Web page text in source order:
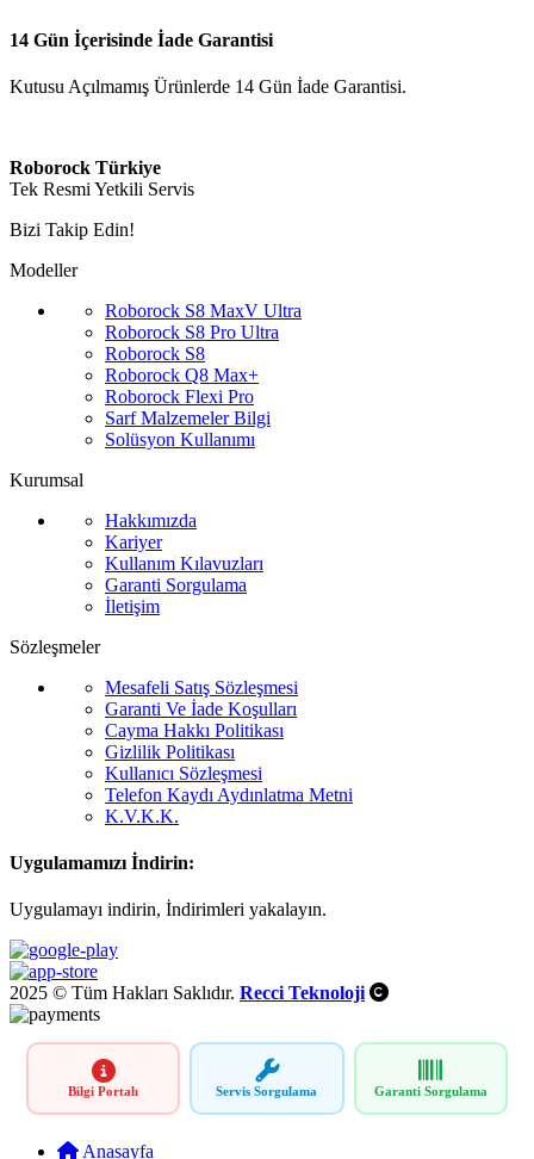
14 Gün İçerisinde İade Garantisi
Kutusu Açılmamış Ürünlerde 14 Gün İade Garantisi.
Roborock Türkiye
Tek Resmi Yetkili Servis
Bizi Takip Edin!
Modeller
Roborock S8 MaxV Ultra
Roborock S8 Pro Ultra
Roborock S8
Roborock Q8 Max+
Roborock Flexi Pro
Sarf Malzemeler Bilgi
Solüsyon Kullanımı
Kurumsal
Hakkımızda
Kariyer
Kullanım Kılavuzları
Garanti Sorgulama
İletişim
Sözleşmeler
Mesafeli Satış Sözleşmesi
Garanti Ve İade Koşulları
Cayma Hakkı Politikası
Gizlilik Politikası
Kullanıcı Sözleşmesi
Telefon Kaydı Aydınlatma Metni
K.V.K.K.
Uygulamamızı İndirin:
Uygulamayı indirin, İndirimleri yakalayın.
2025 © Tüm Hakları Saklıdır. Recci Teknoloji
Bilgi Portalı Servis Sorgulama Garanti Sorgulama
Anasayfa